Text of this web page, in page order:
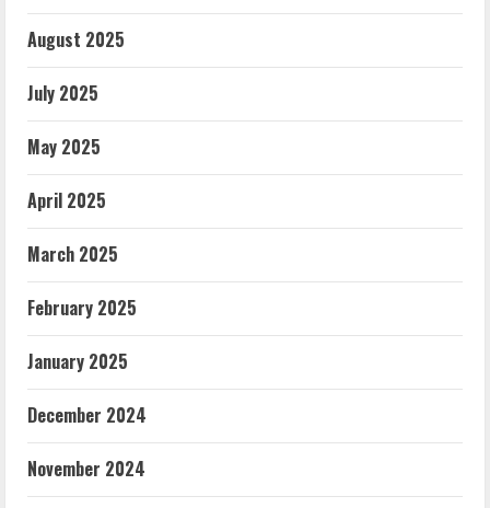
August 2025
July 2025
May 2025
April 2025
March 2025
February 2025
January 2025
December 2024
November 2024